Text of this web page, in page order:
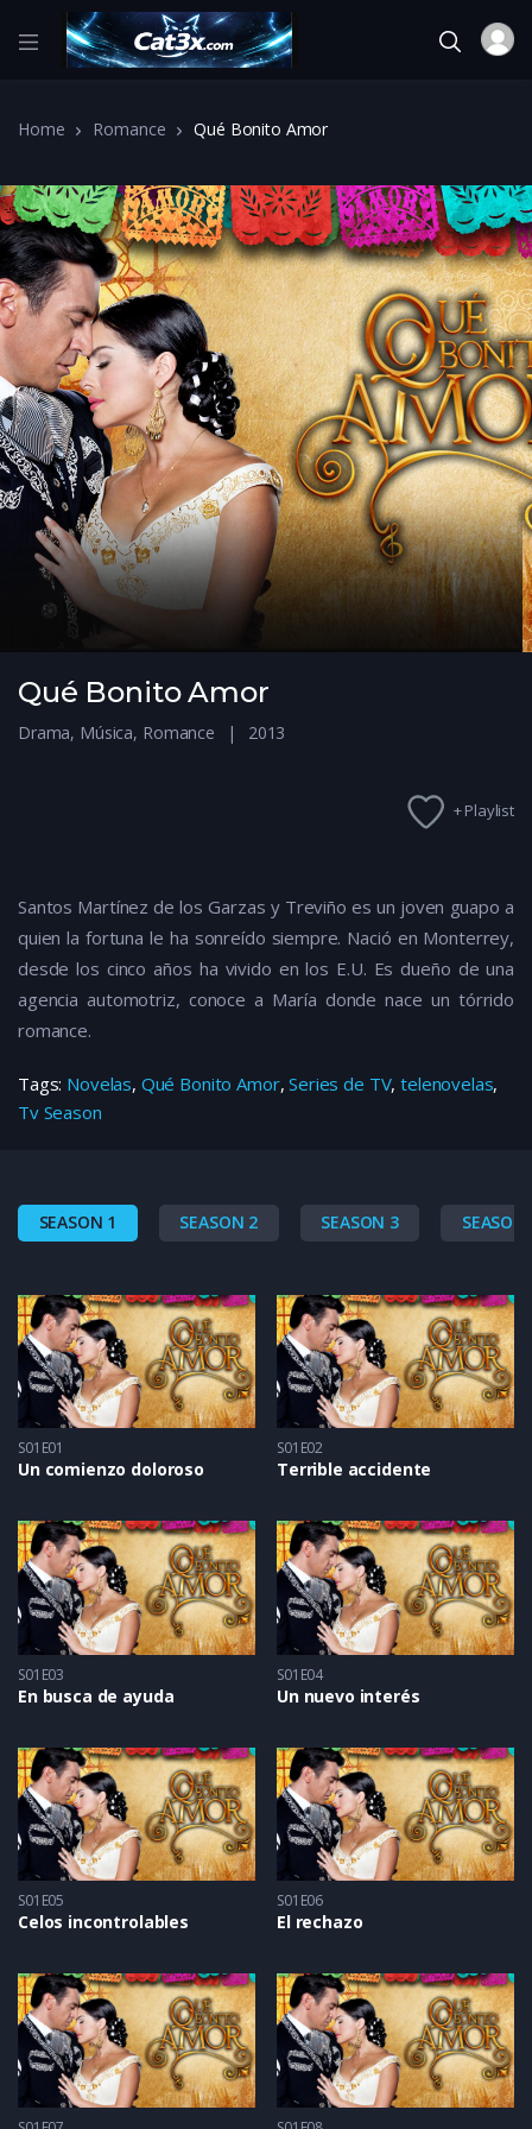
Home Romance Qué Bonito Amor
Qué Bonito Amor
Drama, Música, Romance 2013
+ Playlist
Santos Martínez de los Garzas y Treviño es un joven guapo a
quien la fortuna le ha sonreído siempre. Nació en Monterrey,
desde los cinco años ha vivido en los E.U. Es dueño de una
agencia automotriz, conoce a María donde nace un tórrido
romance.
Tags: Novelas, Qué Bonito Amor,Series de TV,telenovelas,
Tv Season
SEASON 1 SEASON 2 SEASON 3 SEASON
S01E01
Un comienzo doloroso
S01E02
Terrible accidente
S01E03
En busca de ayuda
S01E04
Un nuevo interés
S01E05
Celos incontrolables
S01E06
El rechazo